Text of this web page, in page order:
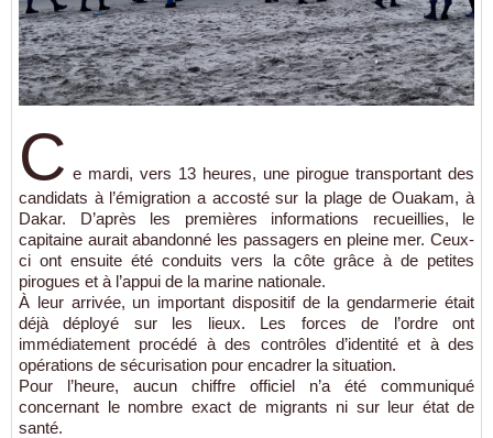
C e mardi, vers 13 heures, une pirogue transportant des
candidats à l’émigration a accosté sur la plage de Ouakam, à
Dakar. D’après les premières informations recueillies, le
capitaine aurait abandonné les passagers en pleine mer. Ceux-
ci ont ensuite été conduits vers la côte grâce à de petites
pirogues et à l’appui de la marine nationale.
À leur arrivée, un important dispositif de la gendarmerie était
déjà déployé sur les lieux. Les forces de l’ordre ont
immédiatement procédé à des contrôles d’identité et à des
opérations de sécurisation pour encadrer la situation.
Pour l’heure, aucun chiffre officiel n’a été communiqué
concernant le nombre exact de migrants ni sur leur état de
santé.